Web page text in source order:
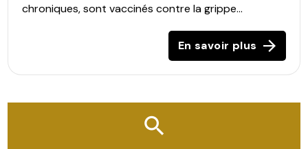
chroniques, sont vaccinés contre la grippe...
En savoir plus